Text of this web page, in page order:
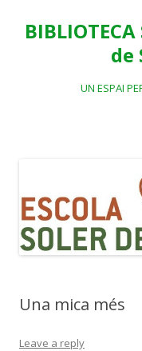
BIBLIOTECA
de
UN ESPAI
Una mica més
Leave a reply